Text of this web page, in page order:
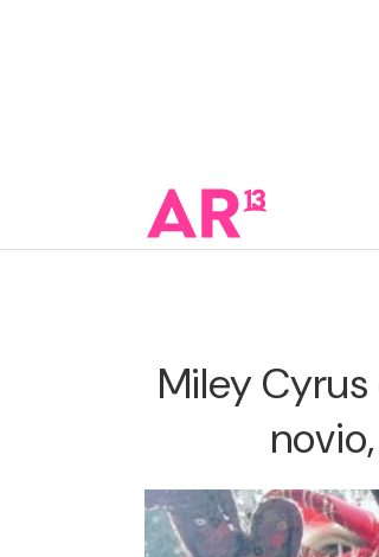
Miley